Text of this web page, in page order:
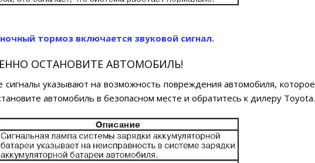
тормоз включается звуковой сигнал.
ОСТАНОВИТЕ АВТОМОБИЛЬ!
указывают на возможность повреждения автомобиля, которое
автомобиль в безопасном месте и обратитесь к дилеру Toyota.